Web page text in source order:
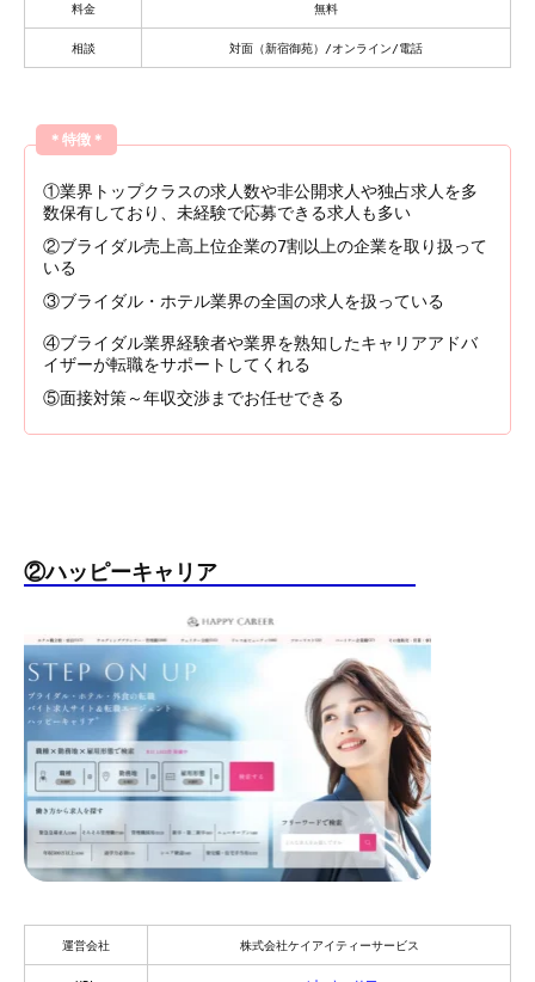
料金 無料
相談 対面（新宿御苑）/オンライン/電話
＊特徴＊
①業界トップクラスの求人数や非公開求人や独占求人を多
数保有しており、未経験で応募できる求人も多い
②ブライダル売上高上位企業の7割以上の企業を取り扱って
いる
③ブライダル・ホテル業界の全国の求人を扱っている
④ブライダル業界経験者や業界を熟知したキャリアアドバ
イザーが転職をサポートしてくれる
⑤面接対策～年収交渉までお任せできる
②ハッピーキャリア
運営会社 株式会社ケイアイティーサービス